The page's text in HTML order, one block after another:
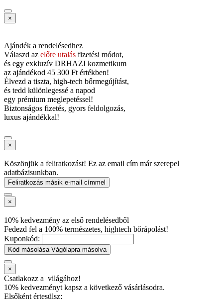
×
Ajándék a rendelésedhez
Válaszd az előre utalás fizetési módot,
és egy exkluzív DRHAZI kozmetikum
az ajándékod 45 300 Ft értékben!
Élvezd a tiszta, high-tech bőrmegújítást,
és tedd különlegessé a napod
egy prémium meglepetéssel!
Biztonságos fizetés, gyors feldolgozás,
luxus ajándékkal!
×
Köszönjük a feliratkozást! Ez az email cím már szerepel
adatbázisunkban.
Feliratkozás másik e-mail címmel
×
10% kedvezmény az első rendelésedből
Fedezd fel a 100% természetes, hightech bőrápolást!
Kuponkód:
Kód másolása Vágólapra másolva
×
Csatlakozz a világához!
10% kedvezményt kapsz a következő vásárlásodra.
Elsőként értesülsz: